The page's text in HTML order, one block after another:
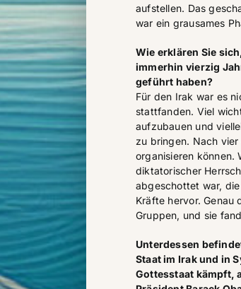
aufstellen. Das
war ein grausames
Wie erklären Sie
immerhin vierzig
geführt haben?
Für den Irak war es
stattfanden. Viel
aufzubauen und
zu bringen. Nach
organisieren können.
diktatorischer
abgeschottet war,
Kräfte hervor. Genau
Gruppen, und sie
Unterdessen
Staat im Irak und in
Gottesstaat kämpft,